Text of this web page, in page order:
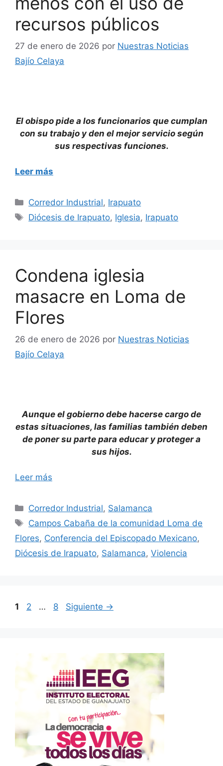
recursos públicos
27 de enero de 2026 por Nuestras Noticias
Bajío Celaya
El obispo pide a los funcionarios que cumplan
con su trabajo y den el mejor servicio según
sus respectivas funciones.
Leer más
Categorías
Corredor Industrial, Irapuato
Etiquetas
Diócesis de Irapuato, Iglesia, Irapuato
Condena iglesia
masacre en Loma de
Flores
26 de enero de 2026 por Nuestras Noticias
Bajío Celaya
Aunque el gobierno debe hacerse cargo de
estas situaciones, las familias también deben
de poner su parte para educar y proteger a
sus hijos.
Leer más
Categorías
Corredor Industrial, Salamanca
Etiquetas
Campos Cabaña de la comunidad Loma de
Flores, Conferencia del Episcopado Mexicano,
Diócesis de Irapuato, Salamanca, Violencia
Página
1 Página
2 … Página
8 Siguiente →